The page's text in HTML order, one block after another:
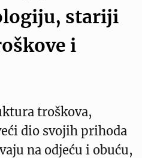
stariji
i
troškova,
dio svojih prihoda
na odjeću i obuću,